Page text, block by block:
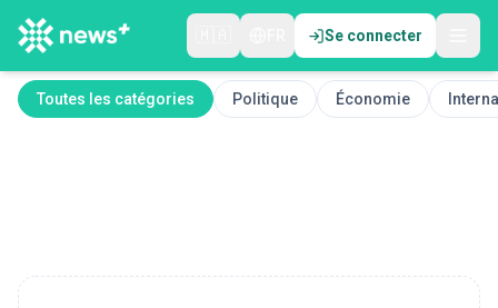
Se connecter
Toutes les catégories Politique Économie